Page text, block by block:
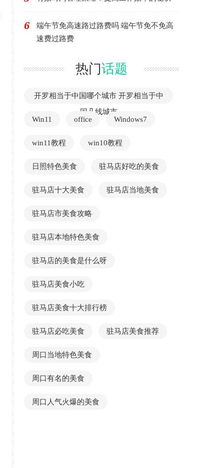
6
端午节免高速路过路费吗 端午节免不免高
速费过路费
热门话题
开罗相当于中国哪个城市 开罗相当于中
国几线城市
Win11
office Windows7
win11教程 win10教程
日照特色美食 驻马店好吃的美食
驻马店十大美食 驻马店当地美食
驻马店市美食攻略
驻马店本地特色美食
驻马店的美食是什么呀
驻马店美食小吃
驻马店美食十大排行榜
驻马店必吃美食 驻马店美食推荐
周口当地特色美食
周口有名的美食
周口人气火爆的美食